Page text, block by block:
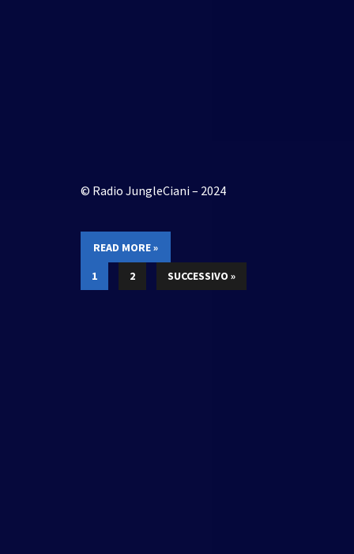
© Radio JungleCiani – 2024
READ MORE »
1
2 SUCCESSIVO »